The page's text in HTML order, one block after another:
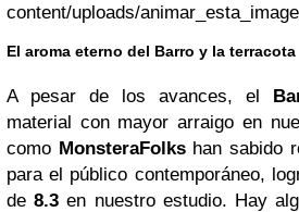
content/uploads/
El aroma eterno del Barro y la terracota
A pesar de los avances, el
material con mayor arraigo en
como MonsteraFolkshan sabido
para el público contemporáneo,
de8.3 en nuestro estudio. Hay